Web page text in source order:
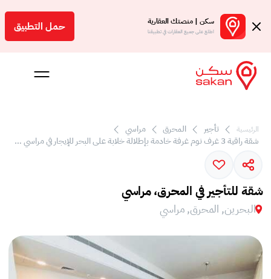
سكن | منصتك العقارية
اطلع على جميع العقارات في تطبيقنا حمل التطبيق
الرئيسية تأجير المحرق
مراسي
شقة راقية 3 غرف نوم غرفة خادمة بإطلالة خلابة على البحر للإيجار في مراسي بوليفارد.
شقة للتأجير في المحرق، مراسي
البحرين, المحرق, مراسي